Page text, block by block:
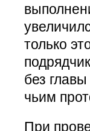
только
без
чьим
При